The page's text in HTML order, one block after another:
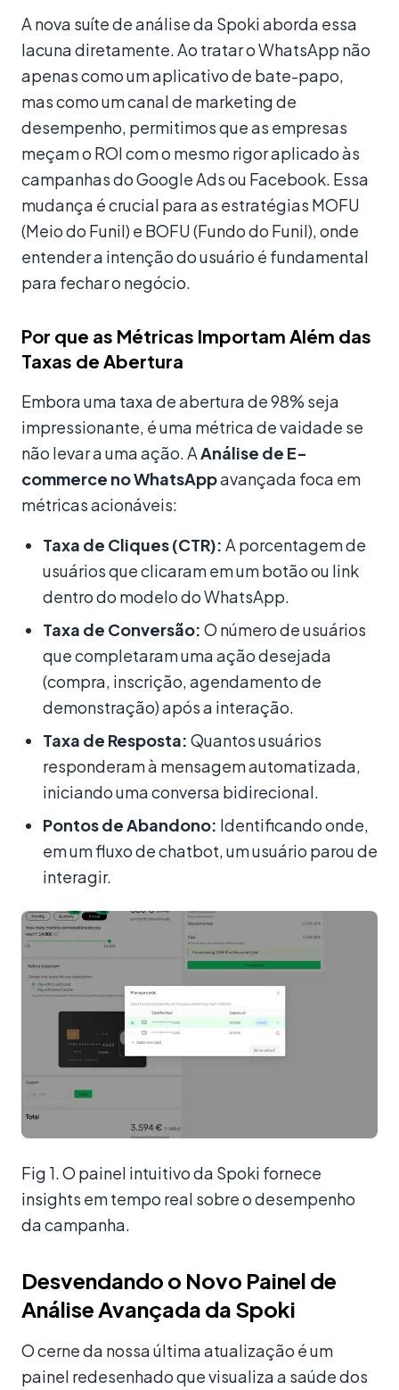
A nova suíte de análise da Spoki aborda essa
lacuna diretamente. Ao tratar o WhatsApp não
apenas como um aplicativo de bate-papo,
mas como um canal de marketing de
desempenho, permitimos que as empresas
meçam o ROI com o mesmo rigor aplicado às
campanhas do Google Ads ou Facebook. Essa
mudança é crucial para as estratégias MOFU
(Meio do Funil) e BOFU (Fundo do Funil), onde
entender a intenção do usuário é fundamental
para fechar o negócio.
Por que as Métricas Importam Além das
Taxas de Abertura
Embora uma taxa de abertura de 98% seja
impressionante, é uma métrica de vaidade se
não levar a uma ação. AAnálise de E-
commerce no WhatsAppavançada foca em
métricas acionáveis:
Taxa de Cliques (CTR): A porcentagem de
usuários que clicaram em um botão ou link
dentro do modelo do WhatsApp.
Taxa de Conversão: O número de usuários
que completaram uma ação desejada
(compra, inscrição, agendamento de
demonstração) após a interação.
Taxa de Resposta: Quantos usuários
responderam à mensagem automatizada,
iniciando uma conversa bidirecional.
Pontos de Abandono: Identificando onde,
em um fluxo de chatbot, um usuário parou de
interagir.
Fig 1. O painel intuitivo da Spoki fornece
insights em tempo real sobre o desempenho
da campanha.
Desvendando o Novo Painel de
Análise Avançada da Spoki
O cerne da nossa última atualização é um
painel redesenhado que visualiza a saúde dos